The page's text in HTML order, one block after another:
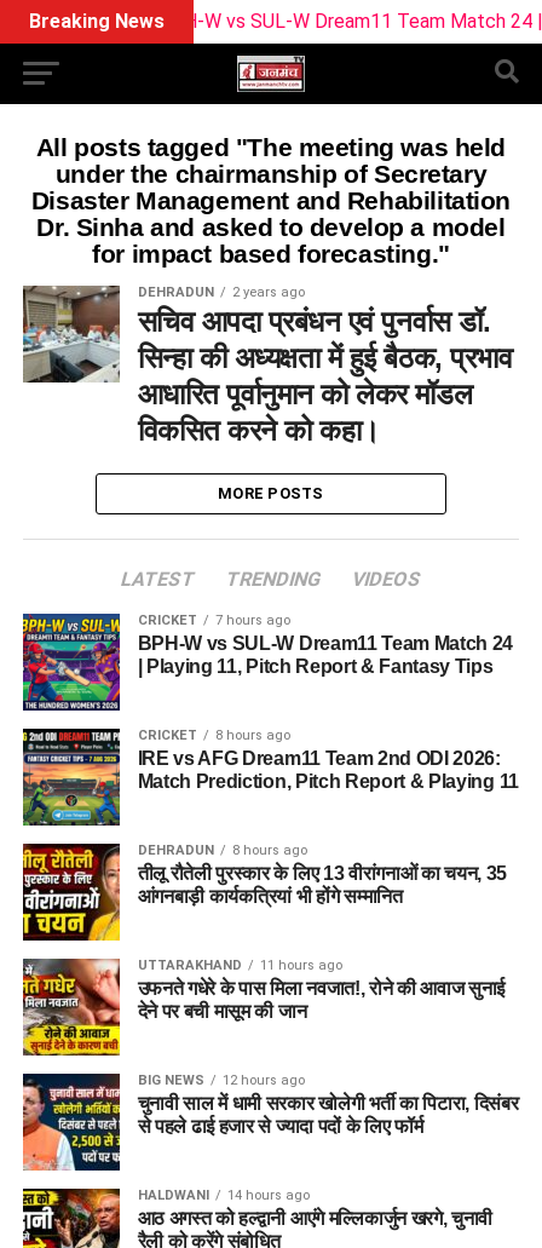
Breaking NewsBPH-W vs SUL-W Dream11 Team Match 24 |
All posts tagged "The meeting was held
under the chairmanship of Secretary
Disaster Management and Rehabilitation
Dr. Sinha and asked to develop a model
for impact based forecasting."
DEHRADUN 2 years ago
सचिव आपदा प्रबंधन एवं पुनर्वास डॉ.
सिन्हा की अध्यक्षता में हुई बैठक, प्रभाव
आधारित पूर्वानुमान को लेकर मॉडल
विकसित करने को कहा।
MORE POSTS
LATEST TRENDING VIDEOS
CRICKET 7 hours ago
BPH-W vs SUL-W Dream11 Team Match 24
| Playing 11, Pitch Report & Fantasy Tips
CRICKET 8 hours ago
IRE vs AFG Dream11 Team 2nd ODI 2026:
Match Prediction, Pitch Report & Playing 11
DEHRADUN 8 hours ago
तीलू रौतेली पुरस्कार के लिए 13 वीरांगनाओं का चयन, 35
आंगनबाड़ी कार्यकत्रियां भी होंगे सम्मानित
UTTARAKHAND 11 hours ago
उफनते गधेरे के पास मिला नवजात!, रोने की आवाज सुनाई
देने पर बची मासूम की जान
BIG NEWS 12 hours ago
चुनावी साल में धामी सरकार खोलेगी भर्ती का पिटारा, दिसंबर
से पहले ढाई हजार से ज्यादा पदों के लिए फॉर्म
HALDWANI 14 hours ago
आठ अगस्त को हल्द्वानी आएंगे मल्लिकार्जुन खरगे, चुनावी
रैली को करेंगे संबोधित